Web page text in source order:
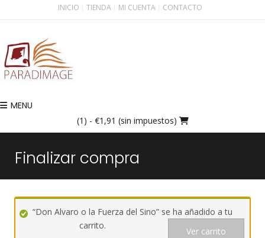
INICIO TIENDA MI CUENTA CONTACTO
MENU
(1) - €1,91 (sin impuestos)
Finalizar compra
“Don Alvaro o la Fuerza del Sino” se ha añadido a tu
carrito.
Ver carrito